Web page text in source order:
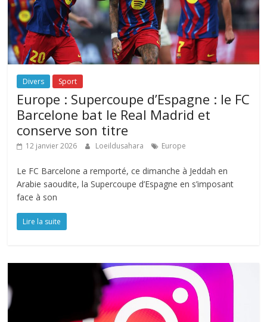
Divers Sport
Europe : Supercoupe d’Espagne : le FC
Barcelone bat le Real Madrid et
conserve son titre
12 janvier 2026 Loeildusahara Europe
Le FC Barcelone a remporté, ce dimanche à Jeddah en
Arabie saoudite, la Supercoupe d’Espagne en s’imposant
face à son
Lire la suite